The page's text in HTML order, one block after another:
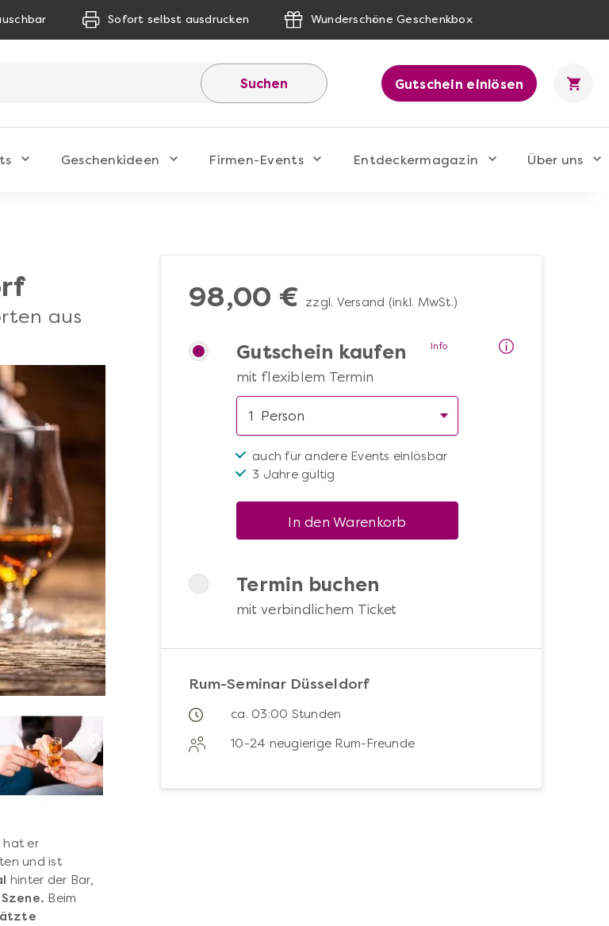
Sofort selbst ausdrucken Wunderschöne Geschenkbox
Suchen Gutschein einlösen
Geschenkideen Firmen-Events Entdeckermagazin Über uns
aus
hat er
und ist
hinter der Bar,
Beim
98,00 € zzgl. Versand (inkl. MwSt.)
Gutschein kaufen
mit flexiblem Termin
auch für andere Events einlösbar
3 Jahre gültig
In den Warenkorb
Termin buchen
mit verbindlichem Ticket
Info
Rum-Seminar Düsseldorf
ca. 03:00 Stunden
10-24 neugierige Rum-Freunde